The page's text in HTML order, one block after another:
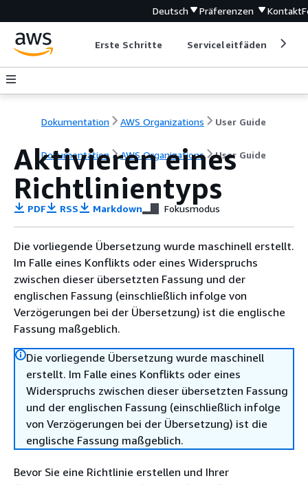
Deutsch Präferenzen Kontakt
Erste Schritte Serviceleitfäden
Dokumentation AWS Organizations User Guide
Dokumentation AWS Organizations User Guide
Aktivieren eines
Richtlinientyps
PDF RSS Markdown Fokusmodus
Die vorliegende Übersetzung wurde maschinell erstellt.
Im Falle eines Konflikts oder eines Widerspruchs
zwischen dieser übersetzten Fassung und der
englischen Fassung (einschließlich infolge von
Verzögerungen bei der Übersetzung) ist die englische
Fassung maßgeblich.
Die vorliegende Übersetzung wurde maschinell
erstellt. Im Falle eines Konflikts oder eines
Widerspruchs zwischen dieser übersetzten Fassung
und der englischen Fassung (einschließlich infolge
von Verzögerungen bei der Übersetzung) ist die
englische Fassung maßgeblich.
Bevor Sie eine Richtlinie erstellen und Ihrer